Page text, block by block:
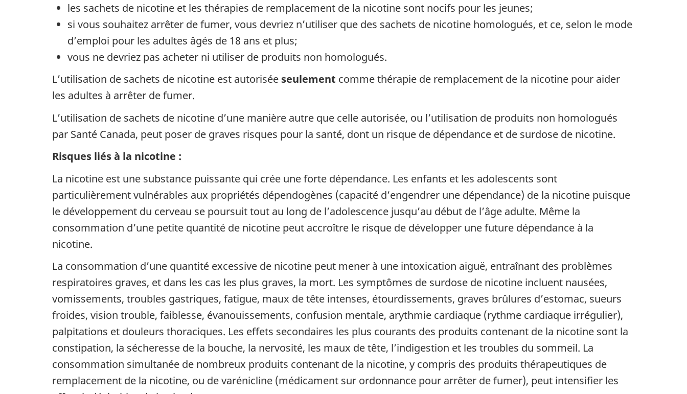
les sachets de nicotine et les thérapies de remplacement de la nicotine sont nocifs pour les jeunes;
si vous souhaitez arrêter de fumer, vous devriez n’utiliser que des sachets de nicotine homologués, et ce, selon le mode
d’emploi pour les adultes âgés de 18 ans et plus;
vous ne devriez pas acheter ni utiliser de produits non homologués.
L’utilisation de sachets de nicotine est autorisée seulement comme thérapie de remplacement de la nicotine pour aider
les adultes à arrêter de fumer.
L’utilisation de sachets de nicotine d’une manière autre que celle autorisée, ou l’utilisation de produits non homologués
par Santé Canada, peut poser de graves risques pour la santé, dont un risque de dépendance et de surdose de nicotine.
Risques liés à la nicotine :
La nicotine est une substance puissante qui crée une forte dépendance. Les enfants et les adolescents sont
particulièrement vulnérables aux propriétés dépendogènes (capacité d’engendrer une dépendance) de la nicotine puisque
le développement du cerveau se poursuit tout au long de l’adolescence jusqu’au début de l’âge adulte. Même la
consommation d’une petite quantité de nicotine peut accroître le risque de développer une future dépendance à la
nicotine.
La consommation d’une quantité excessive de nicotine peut mener à une intoxication aiguë, entraînant des problèmes
respiratoires graves, et dans les cas les plus graves, la mort. Les symptômes de surdose de nicotine incluent nausées,
vomissements, troubles gastriques, fatigue, maux de tête intenses, étourdissements, graves brûlures d’estomac, sueurs
froides, vision trouble, faiblesse, évanouissements, confusion mentale, arythmie cardiaque (rythme cardiaque irrégulier),
palpitations et douleurs thoraciques. Les effets secondaires les plus courants des produits contenant de la nicotine sont la
constipation, la sécheresse de la bouche, la nervosité, les maux de tête, l’indigestion et les troubles du sommeil. La
consommation simultanée de nombreux produits contenant de la nicotine, y compris des produits thérapeutiques de
remplacement de la nicotine, ou de varénicline (médicament sur ordonnance pour arrêter de fumer), peut intensifier les